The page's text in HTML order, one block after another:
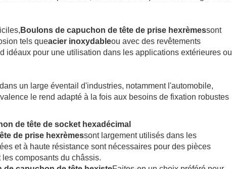
Boulons de capuchon de tête de prise hexrèmessont
tels queacier inoxydableou avec des revêtements
idéaux pour une utilisation dans les applications extérieures ou
un large éventail d'industries, notamment l'automobile,
le rend adapté à la fois aux besoins de fixation robustes
de tête de socket hexadécimal
de prise hexrèmessont largement utilisés dans les
et à haute résistance sont nécessaires pour des pièces
composants du châssis.